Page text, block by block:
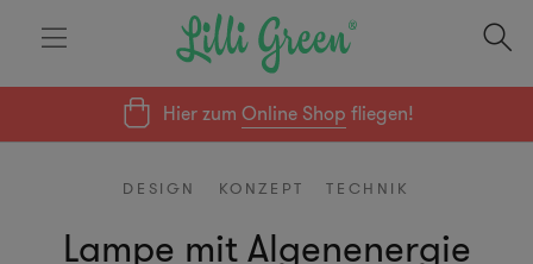
Hier zumOnline Shop fliegen!
DESIGN KONZEPT TECHNIK
Lampe mit Algenenergie